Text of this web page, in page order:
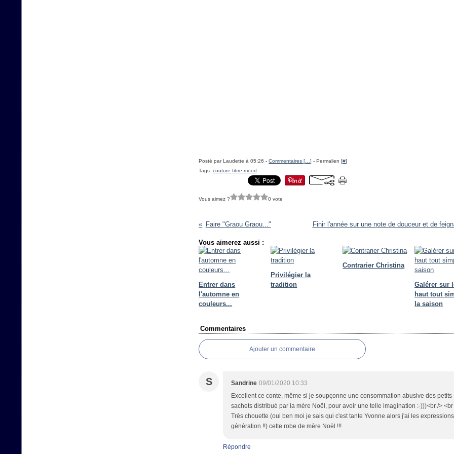
Posté par Laudette à 05:26 -Commentaires [ …] - Permalien [#]
Tags:couture fibre mood
Vous aimez ? 0 vote
Faire "Graou Graou..." Finir l'année sur une note de douceur et de
Vous aimerez aussi :
Entrer dans
l'automne en
couleurs...
Privilégier la
tradition
Contrarier Christina
Galérer sur
haut tout
la saison
Commentaires
Ajouter un commentaire
S Sandrine 09/01/2020 10:33
Excellent ce conte, même si je soupçonne une consommation abusive des petits
sachets distribué par la mère Noël, pour avoir une telle imagination :-)))<br /> <br
Très chouette (oui ben moi je sais qui c'est tante Yvonne alors j'ai les
génération !!) cette robe de mère Noël !!!
Répondre